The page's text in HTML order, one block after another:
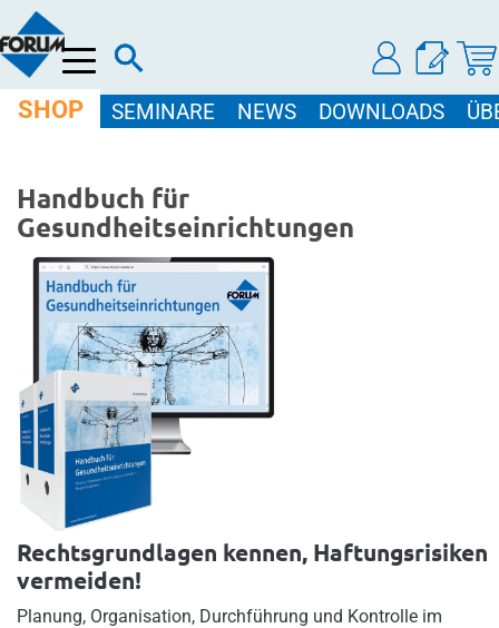
Menü
SHOP SEMINARE NEWS DOWNLOADS
Handbuch für
Gesundheitseinrichtungen
Rechtsgrundlagen kennen, Haftungsrisiken
vermeiden!
Planung, Organisation, Durchführung und Kontrolle im